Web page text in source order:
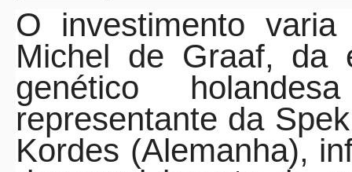
O investimento
Michel de Graaf, da
genético
representante da
Kordes (Alemanha),